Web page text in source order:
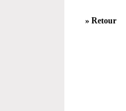
» Retour